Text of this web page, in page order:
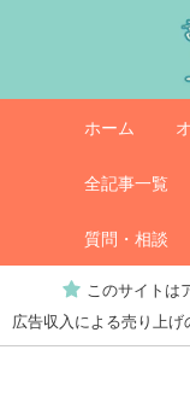
へ
動
オトクレカ
ュ
ホーム
全記事一覧
質問・相談
このサイトは
広告収入による売り上げ